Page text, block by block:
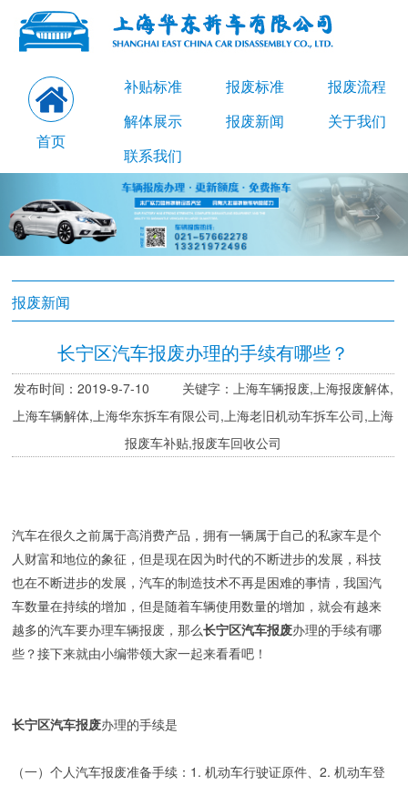
首页
补贴标准 报废标准
报废流程
解体展示
报废新闻
关于我们
联系我们
报废新闻
长宁区汽车报废办理的手续有哪些？
发布时间：2019-9-7-10 关键字：上海车辆报废,上海报废解体,
上海车辆解体,上海华东拆车有限公司,上海老旧机动车拆车公司,上海
报废车补贴,报废车回收公司
汽车在很久之前属于高消费产品，拥有一辆属于自己的私家车是个
人财富和地位的象征，但是现在因为时代的不断进步的发展，科技
也在不断进步的发展，汽车的制造技术不再是困难的事情，我国汽
车数量在持续的增加，但是随着车辆使用数量的增加，就会有越来
越多的汽车要办理车辆报废，那么长宁区汽车报废办理的手续有哪
些？接下来就由小编带领大家一起来看看吧！
长宁区汽车报废办理的手续是
（一）个人汽车报废准备手续：1. 机动车行驶证原件、2. 机动车登